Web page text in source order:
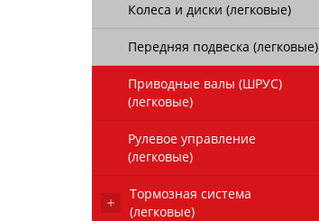
Колеса и диски (легковые)
Передняя подвеска (легковые)
Приводные валы (ШРУС)
(легковые)
Рулевое управление
(легковые)
Тормозная система
(легковые)